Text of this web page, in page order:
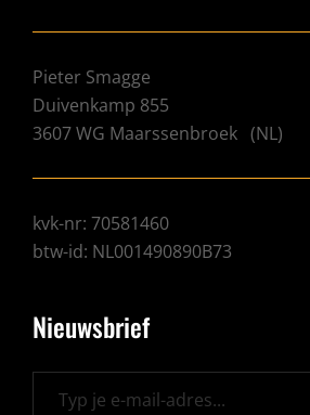
Pieter Smagge
Duivenkamp 855
3607 WG Maarssenbroek (NL)
kvk-nr: 70581460
btw-id: NL001490890B73
Nieuwsbrief
Typ je e-mail-adres...